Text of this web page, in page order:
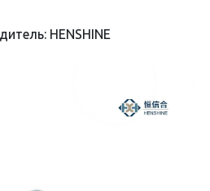
HENSHINE